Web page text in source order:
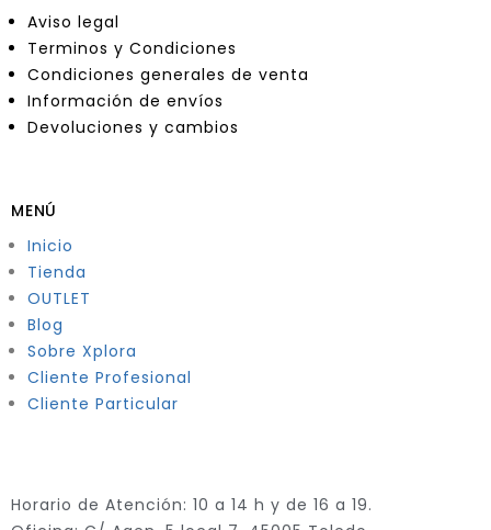
Aviso legal
Terminos y Condiciones
Condiciones generales de venta
Información de envíos
Devoluciones y cambios
MENÚ
Inicio
Tienda
OUTLET
Blog
Sobre Xplora
Cliente Profesional
Cliente Particular
Horario de Atención: 10 a 14 h y de 16 a 19.